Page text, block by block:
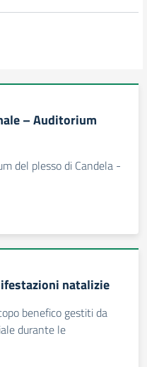
– Auditorium
del plesso di Candela -
natalizie
benefico gestiti da
durante le